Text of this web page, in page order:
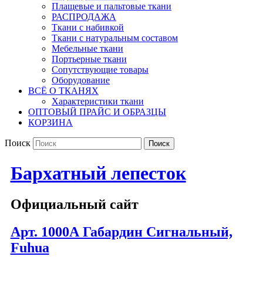
Плащевые и пальтовые ткани
РАСПРОДАЖА
Ткани с набивкой
Ткани с натуральным составом
Мебельные ткани
Портьерные ткани
Сопутствующие товары
Оборудование
ВСЁ О ТКАНЯХ
Характеристики ткани
ОПТОВЫЙ ПРАЙС И ОБРАЗЦЫ
КОРЗИНА
Поиск
Бархатный лепесток
Официальный сайт
Арт. 1000А Габардин Сигнальный,
Fuhua